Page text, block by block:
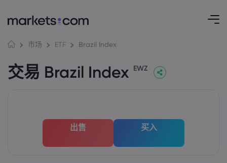
市场 ETF Brazil Index
交易 Brazil Index EWZ
出售 买入